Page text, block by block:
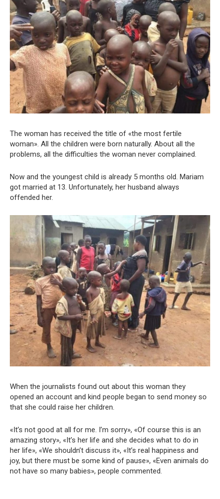
The woman has received the title of «the most fertile
woman». All the children were born naturally. About all the
problems, all the difficulties the woman never complained.
Now and the youngest child is already 5 months old. Mariam
got married at 13. Unfortunately, her husband always
offended her.
When the journalists found out about this woman they
opened an account and kind people began to send money so
that she could raise her children.
«It’s not good at all for me. I’m sorry», «Of course this is an
amazing story», «It’s her life and she decides what to do in
her life», «We shouldn’t discuss it», «It’s real happiness and
joy, but there must be some kind of pause», «Even animals do
not have so many babies», people commented.